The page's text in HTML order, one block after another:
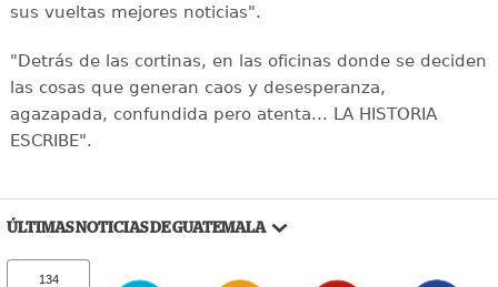
sus vueltas mejores noticias".
"Detrás de las cortinas, en las oficinas donde se deciden
las cosas que generan caos y desesperanza,
agazapada, confundida pero atenta... LA HISTORIA
ESCRIBE".
ÚLTIMAS NOTICIAS DE GUATEMALA
134